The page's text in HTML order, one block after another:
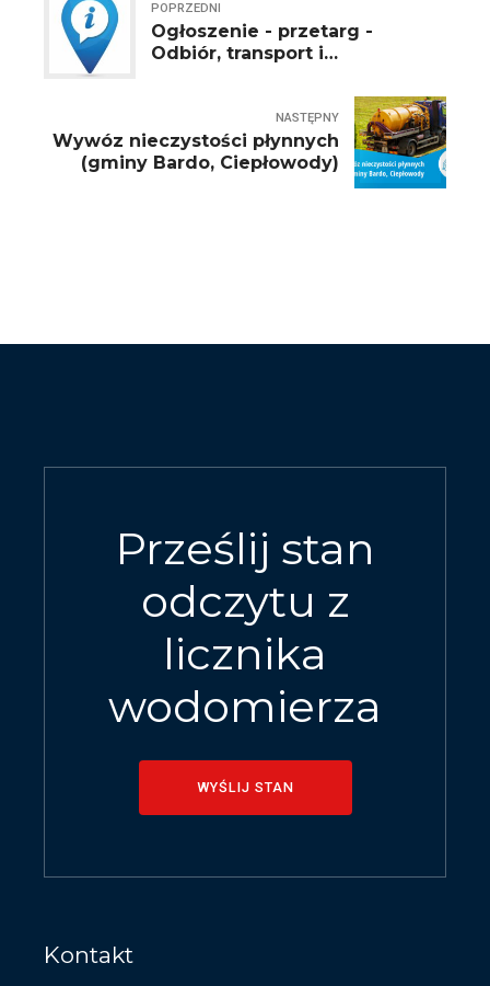
POPRZEDNI
Ogłoszenie - przetarg -
Odbiór, transport i
ściekowych z oczyszczalni
NASTĘPNY
Wywóz nieczystości płynnych
(gminy Bardo, Ciepłowody)
Prześlij stan
odczytu z
licznika
wodomierza
WYŚLIJ STAN
Kontakt